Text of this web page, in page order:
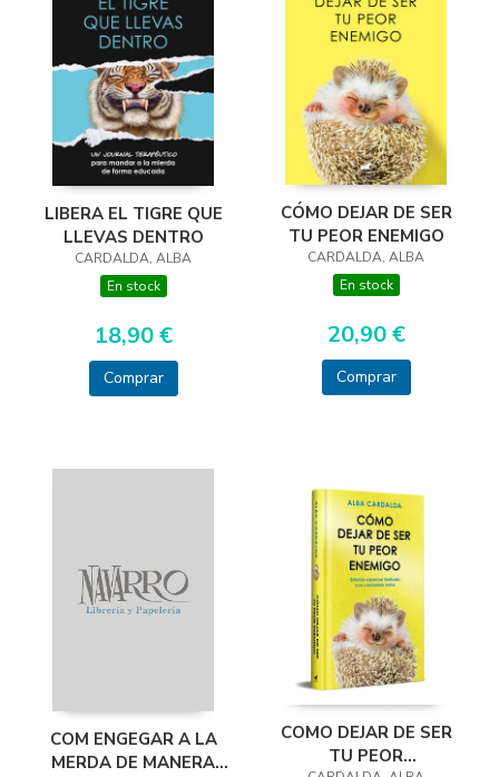
LIBERA EL TIGRE QUE
LLEVAS DENTRO
CARDALDA, ALBA
En stock
18,90 €
Comprar
CÓMO DEJAR DE SER
TU PEOR ENEMIGO
CARDALDA, ALBA
En stock
20,90 €
Comprar
COM ENGEGAR A LA
MERDA DE MANERA
COMO DEJAR DE SER
TU PEOR